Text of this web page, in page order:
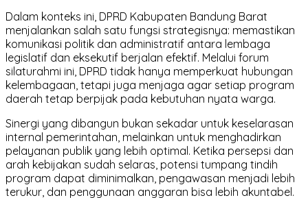
Dalam konteks ini, DPRD Kabupaten Bandung Barat
menjalankan salah satu fungsi strategisnya: memastikan
komunikasi politik dan administratif antara lembaga
legislatif dan eksekutif berjalan efektif. Melalui forum
silaturahmi ini, DPRD tidak hanya memperkuat hubungan
kelembagaan, tetapi juga menjaga agar setiap program
daerah tetap berpijak pada kebutuhan nyata warga.
Sinergi yang dibangun bukan sekadar untuk keselarasan
internal pemerintahan, melainkan untuk menghadirkan
pelayanan publik yang lebih optimal. Ketika persepsi dan
arah kebijakan sudah selaras, potensi tumpang tindih
program dapat diminimalkan, pengawasan menjadi lebih
terukur, dan penggunaan anggaran bisa lebih akuntabel.